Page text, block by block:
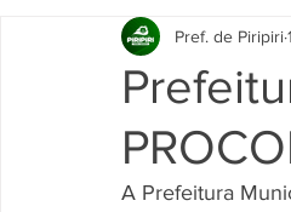
SEADPref. de Piripiri
A Prefeitura